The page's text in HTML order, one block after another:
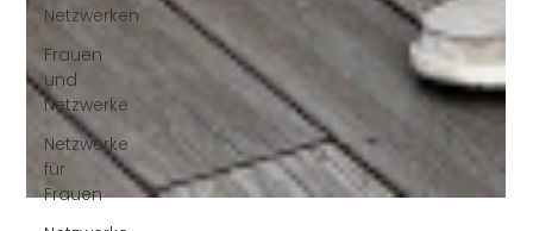
Netzwerken
Frauen
und
Netzwerke
Netzwerke
für
Frauen